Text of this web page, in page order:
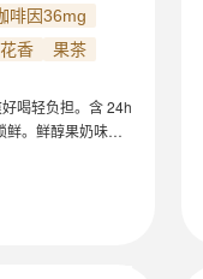
啡因36mg
香 果茶
喝轻负担。含 24h
鲜。鲜醇果奶味融